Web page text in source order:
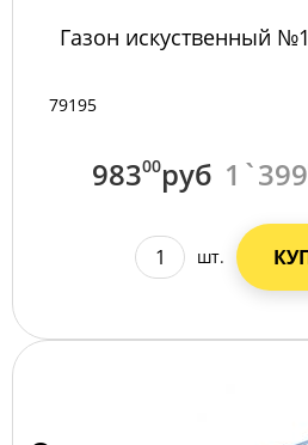
Газон искуственный
79195
98300руб 1`399
шт.